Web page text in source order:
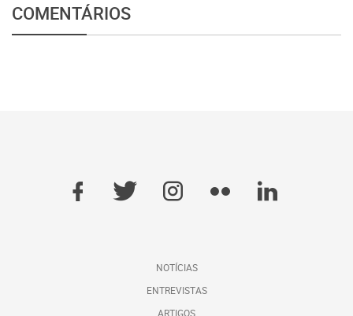
COMENTÁRIOS
NOTÍCIAS
ENTREVISTAS
ARTIGOS